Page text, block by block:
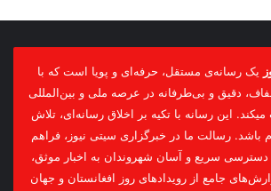
یک رسانه‌ی مستقل، حرفه‌ای و پویا است که با
دقیق و بی‌طرفانه در عرصه ملی و بین‌المللی
میکند. این رسانه با تکیه بر اخلاق رسانه‌ای، تلاش
باشد. رسالت ما در خبرگزاری سیتی نیوز، فراهم
سریع و آسان شهروندان به اخبار موثق،
جامع از رویدادهای روز افغانستان و جهان